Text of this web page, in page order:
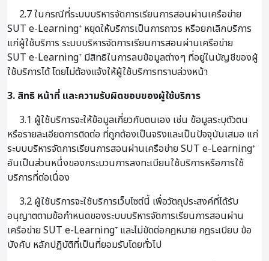
2.7 ในกรณีที่ระบบบริหารจัดการเรียนการสอนผ่านเครือข่าย
SUT e-Learning⁺ หยุดให้บริการเป็นการถาวร หรือยกเลิกบริการ
แก่ผู้ใช้บริการ ระบบบริหารจัดการเรียนการสอนผ่านเครือข่าย
SUT e-Learning⁺ มีสิทธิในการลบข้อมูลต่างๆ ที่อยู่ในบัญชีของผู้
ใช้บริการได้ โดยไม่ต้องแจ้งให้ผู้ใช้บริการทราบล่วงหน้า
3. สิทธิ หน้าที่ และความรับผิดชอบของผู้ใช้บริการ
3.1 ผู้ใช้บริการจะให้ข้อมูลเกี่ยวกับตนเอง เช่น ข้อมูลระบุตัวตน
หรือรายละเอียดการติดต่อ ที่ถูกต้องเป็นจริงและเป็นปัจจุบันเสมอ แก่
ระบบบริหารจัดการเรียนการสอนผ่านเครือข่าย SUT e-Learning⁺
อันเป็นส่วนหนึ่งของกระบวนการลงทะเบียนใช้บริการหรือการใช้
บริการที่ต่อเนื่อง
3.2 ผู้ใช้บริการจะใช้บริการเว็บไซต์นี้ เพื่อวัตถุประสงค์ที่ได้รับ
อนุญาตตามข้อกำหนดของระบบบริหารจัดการเรียนการสอนผ่าน
เครือข่าย SUT e-Learning⁺ และไม่ขัดต่อกฎหมาย กฎระเบียบ ข้อ
บังคับ หลักปฏิบัติที่เป็นที่ยอมรับโดยทั่วไป